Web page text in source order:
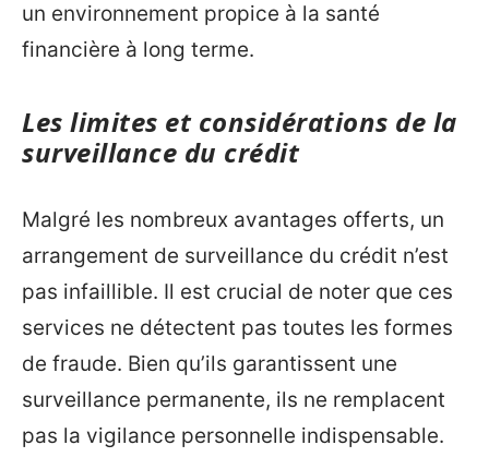
un environnement propice à la santé
financière à long terme.
Les limites et considérations de la
surveillance du crédit
Malgré les nombreux avantages offerts, un
arrangement de surveillance du crédit n’est
pas infaillible. Il est crucial de noter que ces
services ne détectent pas toutes les formes
de fraude. Bien qu’ils garantissent une
surveillance permanente, ils ne remplacent
pas la vigilance personnelle indispensable.